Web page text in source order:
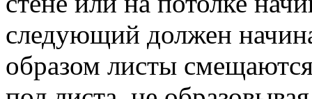
следующий должен
образом листы